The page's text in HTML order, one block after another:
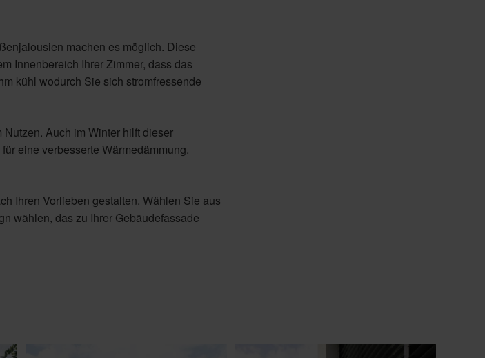
machen es möglich. Diese
Innenbereich Ihrer Zimmer, dass das
kühl wodurch Sie sich stromfressende
Auch im Winter hilft dieser
eine verbesserte Wärmedämmung.
Ihren Vorlieben gestalten. Wählen Sie aus
wählen, das zu Ihrer Gebäudefassade